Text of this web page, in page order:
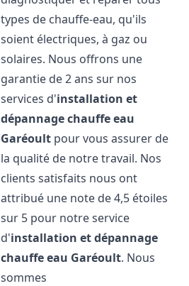
types de chauffe-eau, qu'ils
soient électriques, à gaz ou
solaires. Nous offrons une
garantie de 2 ans sur nos
services d'installation et
dépannage chauffe eau
Garéoult pour vous assurer de
la qualité de notre travail. Nos
clients satisfaits nous ont
attribué une note de 4,5 étoiles
sur 5 pour notre service
d'installation et dépannage
chauffe eau Garéoult. Nous
sommes